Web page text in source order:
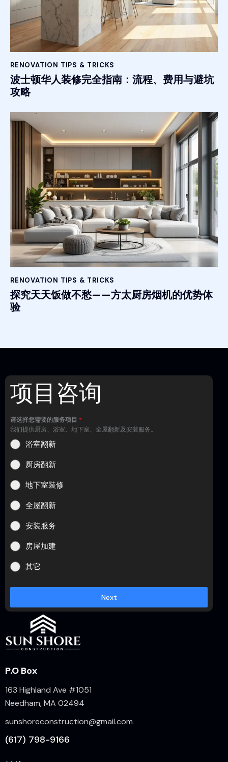
RENOVATION TIPS & TRICKS
波士顿华人装修完全指南：流程、费用与避坑
攻略
RENOVATION TIPS & TRICKS
探究天天饭做不愁——方太厨房烟机的优势体
验
项目咨询
请选择您需要的服务项目 *
我们提供厨房、浴室、地下室、全屋翻新及安装服务。
浴室翻新
厨房翻新
地下室装修
全屋翻新
安装服务
房屋加建
其它
Next
P.O Box
163 Highland Ave #1051
Needham, MA 02494
sunshoreconstruction@gmail.com
(617) 798-9166